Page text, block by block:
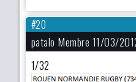
#20
patalo Membre 11/03/
1/32